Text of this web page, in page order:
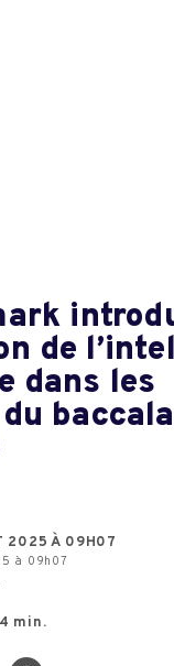
de
dans les
2025 À 09H07
à 09h07
4 min.